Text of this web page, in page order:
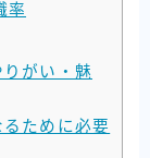
率
がい・魅
ために必要